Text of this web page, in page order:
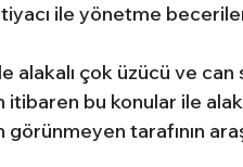
ile yönetme
alakalı çok üzücü ve can
itibaren bu konular ile
görünmeyen tarafının